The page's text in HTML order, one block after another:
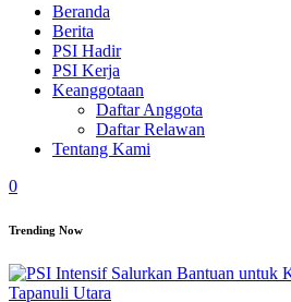
Beranda
Berita
PSI Hadir
PSI Kerja
Keanggotaan
Daftar Anggota
Daftar Relawan
Tentang Kami
0
Trending Now